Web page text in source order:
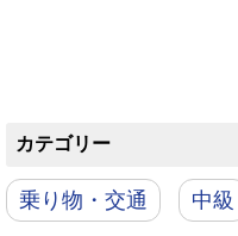
カテゴリー
乗り物・交通 中級